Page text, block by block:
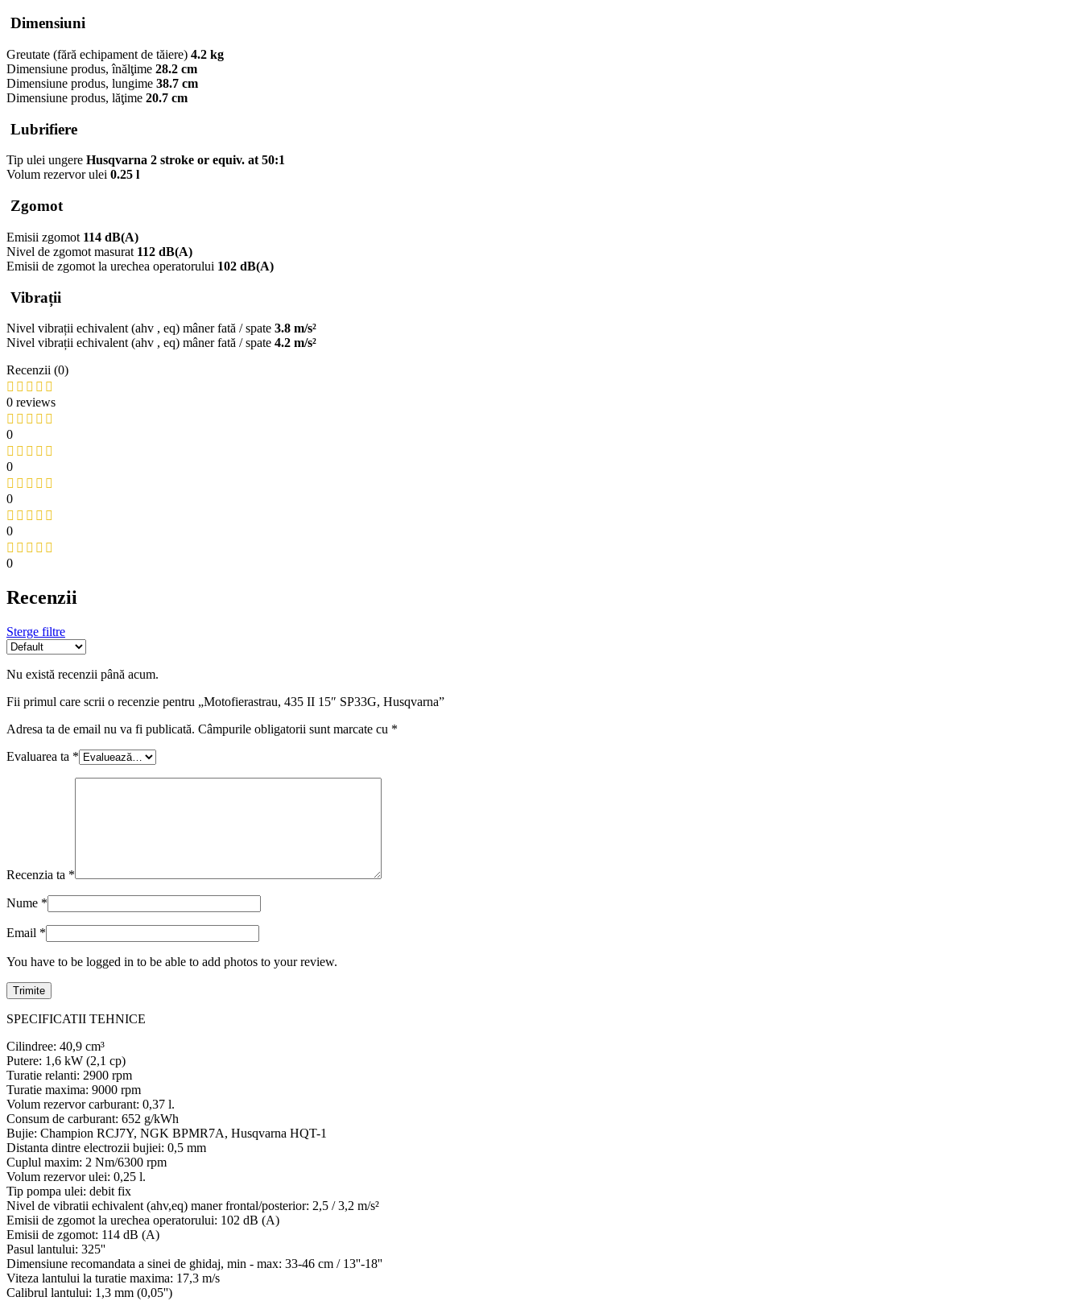
Dimensiuni
Greutate (fără echipament de tăiere) 4.2 kg
Dimensiune produs, înălţime 28.2 cm
Dimensiune produs, lungime 38.7 cm
Dimensiune produs, lăţime 20.7 cm
Lubrifiere
Tip ulei ungere Husqvarna 2 stroke or equiv. at 50:1
Volum rezervor ulei 0.25 l
Zgomot
Emisii zgomot 114 dB(A)
Nivel de zgomot masurat 112 dB(A)
Emisii de zgomot la urechea operatorului 102 dB(A)
Vibrații
Nivel vibrații echivalent (ahv , eq) mâner fată / spate 3.8 m/s²
Nivel vibrații echivalent (ahv , eq) mâner fată / spate 4.2 m/s²
Recenzii (0)
0 reviews
0
0
0
0
0
Recenzii
Sterge filtre
Nu există recenzii până acum.
Fii primul care scrii o recenzie pentru „Motofierastrau, 435 II 15″ SP33G, Husqvarna”
Adresa ta de email nu va fi publicată. Câmpurile obligatorii sunt marcate cu *
Evaluarea ta *
Recenzia ta *
Nume *
Email *
You have to be logged in to be able to add photos to your review.
SPECIFICATII TEHNICE
Cilindree: 40,9 cm³
Putere: 1,6 kW (2,1 cp)
Turatie relanti: 2900 rpm
Turatie maxima: 9000 rpm
Volum rezervor carburant: 0,37 l.
Consum de carburant: 652 g/kWh
Bujie: Champion RCJ7Y, NGK BPMR7A, Husqvarna HQT-1
Distanta dintre electrozii bujiei: 0,5 mm
Cuplul maxim: 2 Nm/6300 rpm
Volum rezervor ulei: 0,25 l.
Tip pompa ulei: debit fix
Nivel de vibratii echivalent (ahv,eq) maner frontal/posterior: 2,5 / 3,2 m/s²
Emisii de zgomot la urechea operatorului: 102 dB (A)
Emisii de zgomot: 114 dB (A)
Pasul lantului: 325''
Dimensiune recomandata a sinei de ghidaj, min - max: 33-46 cm / 13''-18''
Viteza lantului la turatie maxima: 17,3 m/s
Calibrul lantului: 1,3 mm (0,05'')